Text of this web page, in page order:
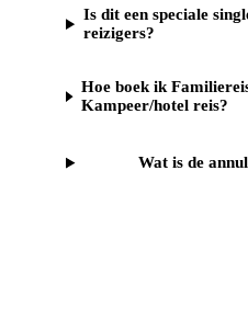
Is dit een speciale
reizigers?
Hoe boek ik
Kampeer/hotel reis?
Wat is de